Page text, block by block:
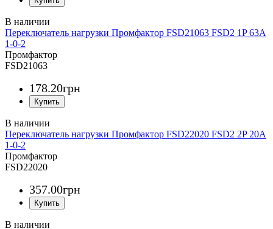
Переключатель нагрузки Промфактор FSD21063 FSD2 1P 63A
1-0-2
Промфактор
FSD21063
178.20грн
Переключатель нагрузки Промфактор FSD22020 FSD2 2P 20A
1-0-2
Промфактор
FSD22020
357.00грн